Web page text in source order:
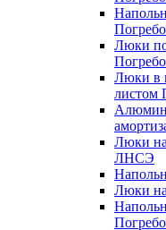
Люки
Люки в
листом
Люки
ЛНСЭ
Люки